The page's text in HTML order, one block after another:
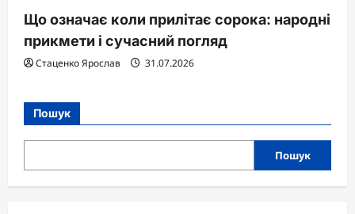
Що означає коли прилітає сорока: народні
прикмети і сучасний погляд
Стаценко Ярослав 31.07.2026
Пошук
Пошук